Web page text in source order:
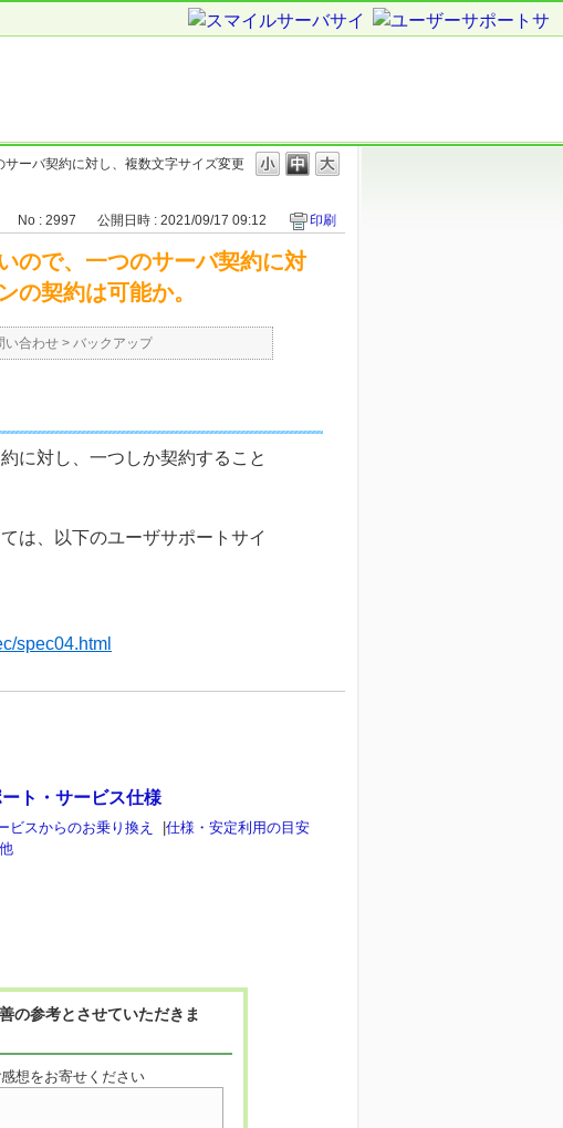
文字サイズ変更
ーバ契約に対し、複数
No : 2997 公開日時 : 2021/09/17 09:12 印刷
ので、一つのサーバ契約に対
の契約は可能か。
い合わせ > バックアップ
に対し、一つしか契約すること
は、以下のユーザサポートサイ
spec04.html
ト・サービス仕様
ビスからのお乗り換え |仕様・安定利用の目安
の参考とさせていただきま
想をお寄せください